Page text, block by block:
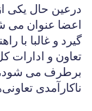
درعین حال یکی
اعضا عنوان می
گیرد و غالبا با
تعاون و ادارات
برطرف می شود،
ناکارآمدی